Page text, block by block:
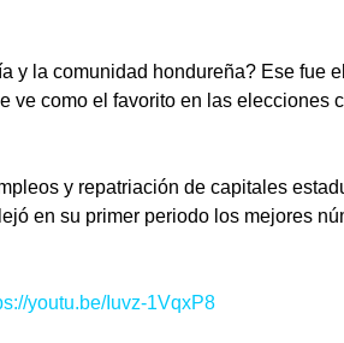
y la comunidad hondureña? Ese fue
como el favorito en las elecciones
y repatriación de capitales
en su primer periodo los mejores
youtu.be/Iuvz-1VqxP8